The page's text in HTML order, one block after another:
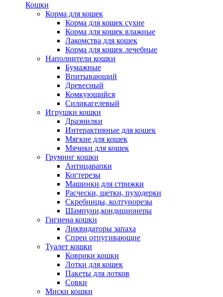
Кошки
Корма для кошек
Корма для кошек сухие
Корма для кошек влажные
Лакомства для кошек
Корма для кошек лечебные
Наполнители кошки
Бумажные
Впитывающий
Древесный
Комкующийся
Силикагелевый
Игрушки кошки
Дразнилки
Интерактивные для кошек
Мягкие для кошек
Мячики для кошек
Груминг кошки
Антицарапки
Когтерезы
Машинки для стрижки
Расчески, щетки, пуходерки
Скребницы, колтунорезы
Шампуни,кондиционеры
Гигиена кошки
Ликвидаторы запаха
Спреи отпугивающие
Туалет кошки
Коврики кошки
Лотки для кошек
Пакеты для лотков
Совки
Миски кошки